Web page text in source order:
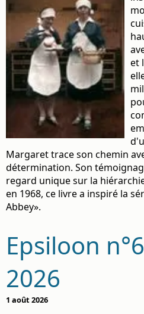
et
Margaret trace son chemin
détermination. Son
regard unique sur la
en 1968, ce livre a inspiré la
Abbey».
Epsiloon
2026
1 août 2026